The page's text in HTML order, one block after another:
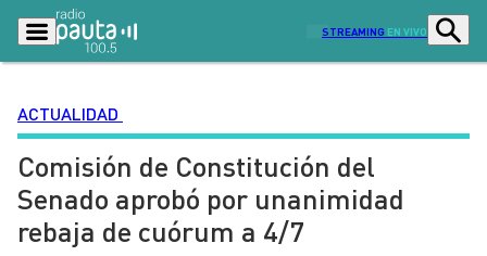
STREAMING EN VIVO
Podcasts
Lo Último Actualidad
Ciudad
ACTUALIDAD
Comisión de Constitución del
Senado aprobó por unanimidad
rebaja de cuórum a 4/7